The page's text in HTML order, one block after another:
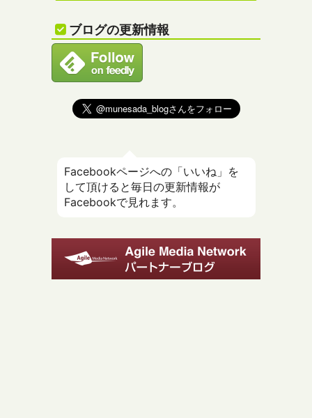
ブログの更新情報
Facebookページへの「いいね」を
して頂けると毎日の更新情報が
Facebookで見れます。